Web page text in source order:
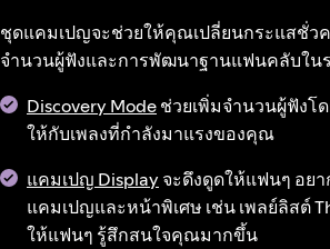
ชุดแคมเปญจะช่วยให้คุณเปลี่ยนกระแสชั่วค
จำนวนผู้ฟังและการพัฒนาฐานแฟนคลับใน
Discovery Modeช่วยเพิ่มจำนวนผู้ฟังโ
ให้กับเพลงที่กำลังมาแรงของคุณ
แคมเปญ Display จะดึงดูดให้แฟนๆ อย
แคมเปญและหน้าพิเศษ เช่น เพลย์ลิสต์
ให้แฟนๆ รู้สึกสนใจคุณมากขึ้น